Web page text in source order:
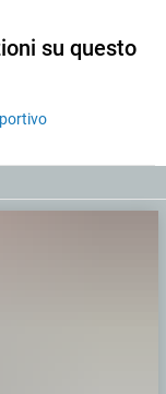
su questo